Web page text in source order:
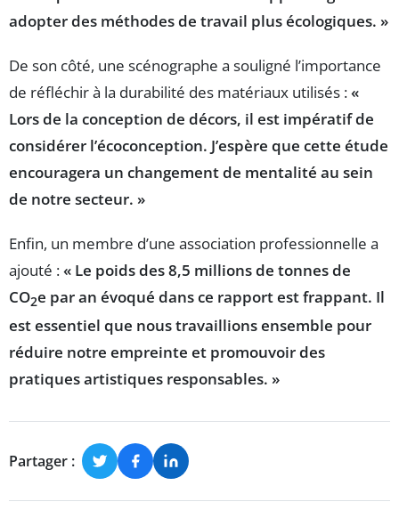
adopter des méthodes de travail plus écologiques. »
De son côté, une scénographe a souligné l’importance
de réfléchir à la durabilité des matériaux utilisés :«
Lors de la conception de décors, il est impératif de
considérer l’écoconception. J’espère que cette étude
encouragera un changement de mentalité au sein
de notre secteur. »
Enfin, un membre d’une association professionnelle a
ajouté :« Le poids des 8,5 millions de tonnes de
CO2e par an évoqué dans ce rapport est frappant. Il
est essentiel que nous travaillions ensemble pour
réduire notre empreinte et promouvoir des
pratiques artistiques responsables. »
Partager :